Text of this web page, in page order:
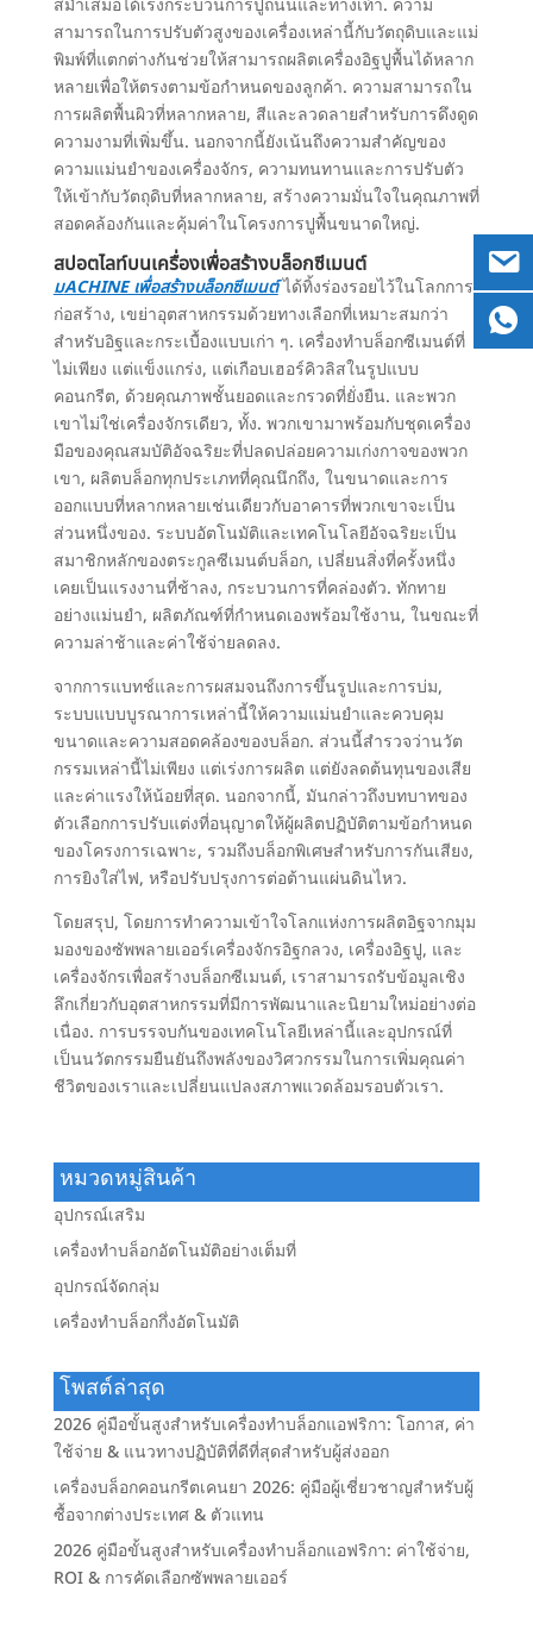
สม่ำเสมอได้เร่งกระบวนการปูถนนและทางเท้า. ความ
สามารถในการปรับตัวสูงของเครื่องเหล่านี้กับวัตถุดิบและแม่
พิมพ์ที่แตกต่างกันช่วยให้สามารถผลิตเครื่องอิฐปูพื้นได้หลาก
หลายเพื่อให้ตรงตามข้อกำหนดของลูกค้า. ความสามารถใน
การผลิตพื้นผิวที่หลากหลาย, สีและลวดลายสำหรับการดึงดูด
ความงามที่เพิ่มขึ้น. นอกจากนี้ยังเน้นถึงความสำคัญของ
ความแม่นยำของเครื่องจักร, ความทนทานและการปรับตัว
ให้เข้ากับวัตถุดิบที่หลากหลาย, สร้างความมั่นใจในคุณภาพที่
สอดคล้องกันและคุ้มค่าในโครงการปูพื้นขนาดใหญ่.
สปอตไลท์บนเครื่องเพื่อสร้างบล็อกซีเมนต์
มACHINE เพื่อสร้างบล็อกซีเมนต์ได้ทิ้งร่องรอยไว้ในโลกการ
ก่อสร้าง, เขย่าอุตสาหกรรมด้วยทางเลือกที่เหมาะสมกว่า
สำหรับอิฐและกระเบื้องแบบเก่า ๆ. เครื่องทำบล็อกซีเมนต์ที่
ไม่เพียง แต่แข็งแกร่ง, แต่เกือบเฮอร์คิวลิสในรูปแบบ
คอนกรีต, ด้วยคุณภาพชั้นยอดและกรวดที่ยั่งยืน. และพวก
เขาไม่ใช่เครื่องจักรเดียว, ทั้ง. พวกเขามาพร้อมกับชุดเครื่อง
มือของคุณสมบัติอัจฉริยะที่ปลดปล่อยความเก่งกาจของพวก
เขา, ผลิตบล็อกทุกประเภทที่คุณนึกถึง, ในขนาดและการ
ออกแบบที่หลากหลายเช่นเดียวกับอาคารที่พวกเขาจะเป็น
ส่วนหนึ่งของ. ระบบอัตโนมัติและเทคโนโลยีอัจฉริยะเป็น
สมาชิกหลักของตระกูลซีเมนต์บล็อก, เปลี่ยนสิ่งที่ครั้งหนึ่ง
เคยเป็นแรงงานที่ช้าลง, กระบวนการที่คล่องตัว. ทักทาย
อย่างแม่นยำ, ผลิตภัณฑ์ที่กำหนดเองพร้อมใช้งาน, ในขณะที่
ความล่าช้าและค่าใช้จ่ายลดลง.
จากการแบทช์และการผสมจนถึงการขึ้นรูปและการบ่ม,
ระบบแบบบูรณาการเหล่านี้ให้ความแม่นยำและควบคุม
ขนาดและความสอดคล้องของบล็อก. ส่วนนี้สำรวจว่านวัต
กรรมเหล่านี้ไม่เพียง แต่เร่งการผลิต แต่ยังลดต้นทุนของเสีย
และค่าแรงให้น้อยที่สุด. นอกจากนี้, มันกล่าวถึงบทบาทของ
ตัวเลือกการปรับแต่งที่อนุญาตให้ผู้ผลิตปฏิบัติตามข้อกำหนด
ของโครงการเฉพาะ, รวมถึงบล็อกพิเศษสำหรับการกันเสียง,
การยิงใส่ไฟ, หรือปรับปรุงการต่อต้านแผ่นดินไหว.
โดยสรุป, โดยการทำความเข้าใจโลกแห่งการผลิตอิฐจากมุม
มองของซัพพลายเออร์เครื่องจักรอิฐกลวง, เครื่องอิฐปู, และ
เครื่องจักรเพื่อสร้างบล็อกซีเมนต์, เราสามารถรับข้อมูลเชิง
ลึกเกี่ยวกับอุตสาหกรรมที่มีการพัฒนาและนิยามใหม่อย่างต่อ
เนื่อง. การบรรจบกันของเทคโนโลยีเหล่านี้และอุปกรณ์ที่
เป็นนวัตกรรมยืนยันถึงพลังของวิศวกรรมในการเพิ่มคุณค่า
ชีวิตของเราและเปลี่ยนแปลงสภาพแวดล้อมรอบตัวเรา.
หมวดหมู่สินค้า
อุปกรณ์เสริม
เครื่องทำบล็อกอัตโนมัติอย่างเต็มที่
อุปกรณ์จัดกลุ่ม
เครื่องทำบล็อกกึ่งอัตโนมัติ
โพสต์ล่าสุด
2026 คู่มือขั้นสูงสำหรับเครื่องทำบล็อกแอฟริกา: โอกาส, ค่า
ใช้จ่าย & แนวทางปฏิบัติที่ดีที่สุดสำหรับผู้ส่งออก
เครื่องบล็อกคอนกรีตเคนยา 2026: คู่มือผู้เชี่ยวชาญสำหรับผู้
ซื้อจากต่างประเทศ & ตัวแทน
2026 คู่มือขั้นสูงสำหรับเครื่องทำบล็อกแอฟริกา: ค่าใช้จ่าย,
ROI & การคัดเลือกซัพพลายเออร์